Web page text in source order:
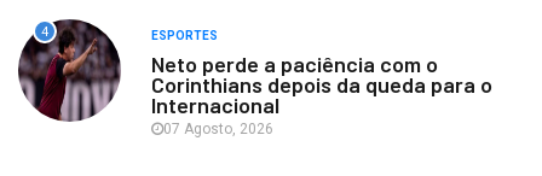
4 ESPORTES
Neto perde a paciência com o
Corinthians depois da queda para o
Internacional
07 Agosto, 2026